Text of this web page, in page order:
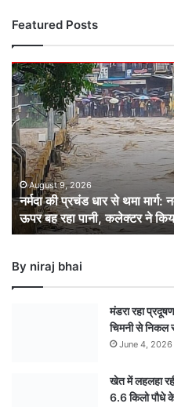
Featured Posts
नर्मदा
की
प्रचंड
धार
से
थमा
मार्ग:
नर्मदा
नदी
का
जलस्तर
से
August 9, 2026
नर्मदा की प्रचंड धार से थमा
ऊपर बह रहा पानी, कलेक्टर ने
By niraj bhai
मंडरा रहा
चिमनी से निकल
June 4, 2026
खेत में लहलहा
6.6 किलो पौधे